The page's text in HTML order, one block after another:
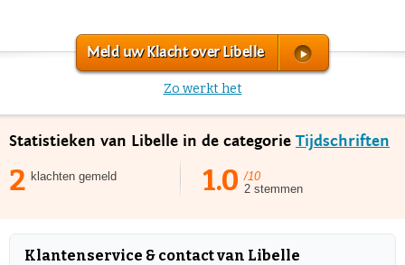
Meld uw Klacht over Libelle
Zo werkt het
Statistieken van Libelle in de categorie Tijdschriften
2 klachten gemeld 1.0 /10
2 stemmen
Klantenservice & contact van Libelle